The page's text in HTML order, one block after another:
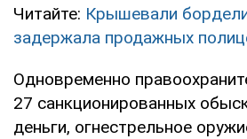
Читайте: Крышевали
задержала продажных
Одновременно
27 санкционированных
деньги, огнестрельное